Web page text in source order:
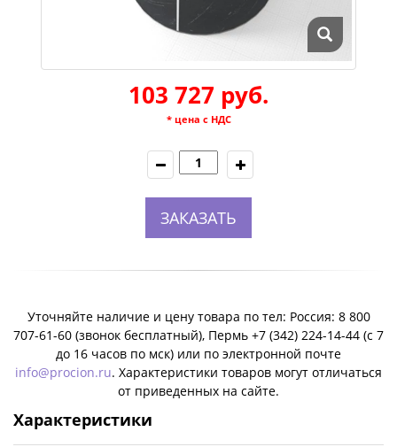
103 727 руб.
* цена с НДС
ЗАКАЗАТЬ
Уточняйте наличие и цену товара по тел: Россия: 8 800
707-61-60 (звонок бесплатный), Пермь +7 (342) 224-14-44 (c 7
до 16 часов по мск) или по электронной почте
info@procion.ru. Характеристики товаров могут отличаться
от приведенных на сайте.
Характеристики